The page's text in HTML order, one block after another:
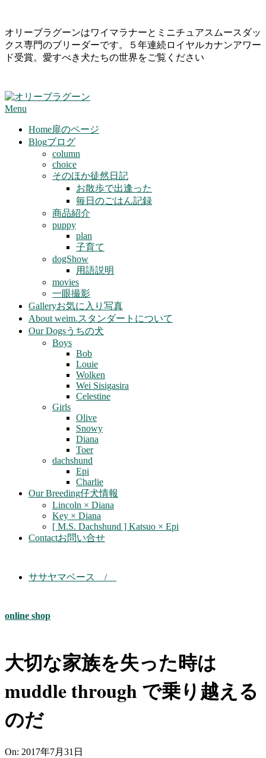
Skip
to
content
オリーブラグーンはワイマラナーとミニチュアスムースダッ
クス専門のブリーダーです。５年連続ロイヤルカナンアワー
ド受賞。愛すべき犬たちの世界をご覧ください
Primary
Menu
Menu
Home扉のページ
Blogブログ
column
choice
そのほか徒然日記
お散歩で出逢った
毎日のごはん記録
商品紹介
puppy
plan
子育て
dogShow
用語説明
movies
一眼撮影
Galleryお気に入り写真
About weim.スタンダートについて
Our Dogsうちの犬
Boys
Bob
Louie
Wolken
Wei Sisigasira
Celestine
Girls
Olive
Snowy
Diana
Toer
dachshund
Epi
Charlie
Our Breeding仔犬情報
Lincoln × Diana
Key × Diana
[ M.S. Dachshund ] Katsuo × Epi
Contactお問い合せ
ササヤマベース /
online shop
大切な家族を失った時は
muddle through で乗り越える
のだ
On: 2017年7月31日